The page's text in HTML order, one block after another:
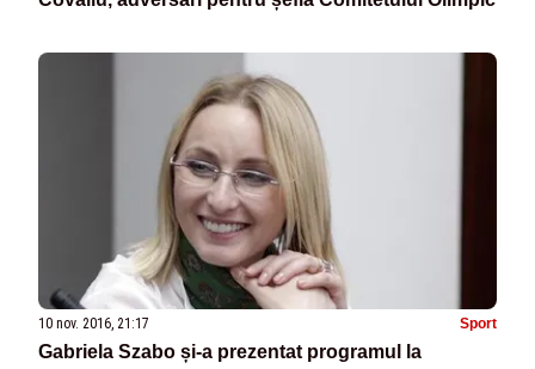
10 nov. 2016, 21:17 Sport
Gabriela Szabo și-a prezentat programul la